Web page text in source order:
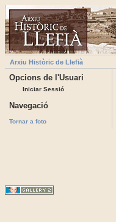
Arxiu Històric de Llefià
Opcions de l'Usuari
Iniciar Sessió
Navegació
Tornar a foto